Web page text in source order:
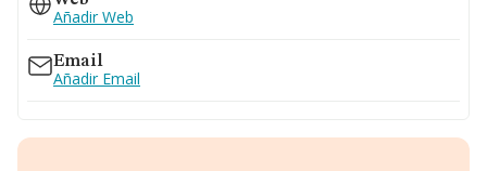
Añadir Web
Email
Añadir Email